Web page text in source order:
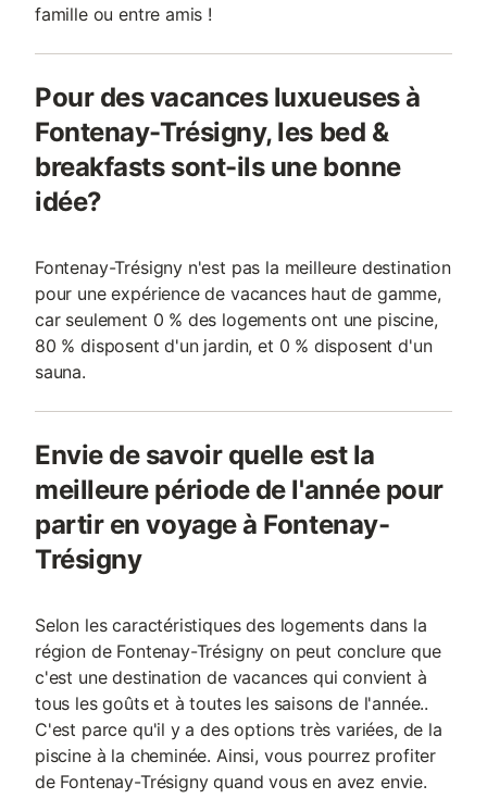
famille ou entre amis !
Pour des vacances luxueuses à
Fontenay-Trésigny, les bed &
breakfasts sont-ils une bonne
idée?
Fontenay-Trésigny n'est pas la meilleure destination
pour une expérience de vacances haut de gamme,
car seulement 0 % des logements ont une piscine,
80 % disposent d'un jardin, et 0 % disposent d'un
sauna.
Envie de savoir quelle est la
meilleure période de l'année pour
partir en voyage à Fontenay-
Trésigny
Selon les caractéristiques des logements dans la
région de Fontenay-Trésigny on peut conclure que
c'est une destination de vacances qui convient à
tous les goûts et à toutes les saisons de l'année..
C'est parce qu'il y a des options très variées, de la
piscine à la cheminée. Ainsi, vous pourrez profiter
de Fontenay-Trésigny quand vous en avez envie.